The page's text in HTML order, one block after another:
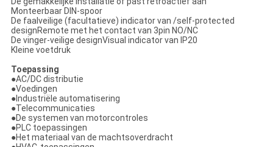
Monteerbaar DIN-spoor
De faalveilige (facultatieve) indicator van /self-protected
designRemote met het contact van 3pin NO/NC
De vinger-veilige designVisual indicator van IP20
Kleine voetdruk
Toepassing
●AC/DC distributie
●Voedingen
●Industriële automatisering
●Telecommunicaties
●De systemen van motorcontroles
●PLC toepassingen
●Het materiaal van de machtsoverdracht